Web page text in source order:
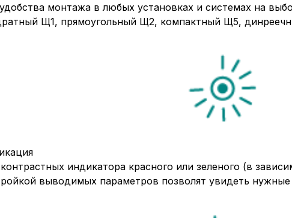
монтажа в любых установках и системах на
Щ1, прямоугольный Щ2, компактный Щ5,
индикатора красного или зеленого (в
выводимых параметров позволят увидеть нужные